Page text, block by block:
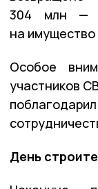
304 млн —
на имущество
Особое
участников
День